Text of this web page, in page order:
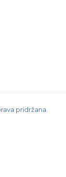
pridržana.